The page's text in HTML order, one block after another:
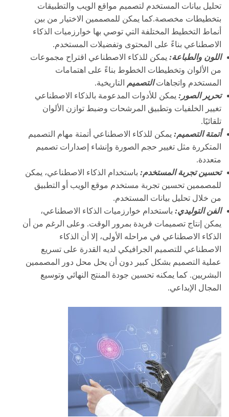
تحليل بيانات المستخدم لتصميم مواقع الويب والتطبيقات
بتخطيطات مخصصة.كما يمكن للمصممين الاختيار من بين
أنماط التخطيط المختلفة التي توصي بها خوارزميات الذكاء
الاصطناعي بناءً على المحتوى وتفضيلات المستخدم.
اللون والطباعة: يمكن للذكاء الاصطناعي اقتراح مجموعات
من الألوان وتخطيطات الخطوط بناءً على اهتمامات
المستخدم واتجاهاتالتصميم
التاريخية.
تحرير الصور: يمكن للأدوات المدعومة بالذكاء الاصطناعي
تغيير الخلفيات وتطبيق المرشحات وضبط توازن الألوان
تلقائيًا.
أتمتة التصميم: يمكن للذكاء الاصطناعي أتمتة مهام التصميم
المتكررة مثل تغيير حجم الصورة وإنشاء إصدارات تصميم
متعددة.
تحسين تجربة المستخدم: باستخدام الذكاء الاصطناعي، يمكن
للمصممين تحسين تجربة مستخدم موقع الويب أو التطبيق
من خلال تحليل بيانات المستخدم.
الفن التوليدي: باستخدام خوارزميات الذكاء الاصطناعي،
يمكن إنتاج تصميمات فريدة بمرور الوقت. وعلى الرغم من أن
الذكاء الاصطناعي في مراحله الأولى، إلا أن الذكاء
الاصطناعي للتصميم الجرافيكي لديه القدرة على تسريع
عملية التصميم بشكل كبير دون أن يحل محل دور المصممين
البشريين. كما يمكنه تحسين جودة المنتج النهائي وتوسيع
المجال الإبداعي.